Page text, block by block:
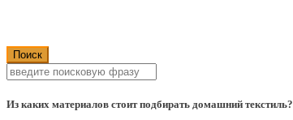
Из каких материалов стоит подбирать домашний текстиль?